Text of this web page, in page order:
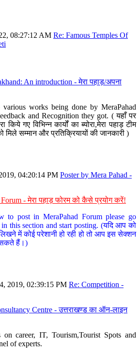
08:27:12 AM Re: Famous Temples Of
An introduction - मेरा पहाड़/अपना
works being done by MeraPahad
and Recognition they got. ( यहाँ पर
किये गए विभिन्न कार्यों का ब्योरा,मेरा पहाड़ टीम
मिले सम्मान और प्रतिक्रियायों की जानकारी )
04:20:14 PM Poster by Mera Pahad -
- मेरा पहाड़ फोरम को कैसे प्रयोग करें!
post in MeraPahad Forum please go
this section and start posting. (यदि आप को
में कोई परेशानी हो रही हो तो आप इस सेक्शन
सकते हैं।)
2019, 02:39:15 PM Re: Competition -
Centre - उत्तराखण्ड का ऑन-लाइन
on career, IT, Tourism,Tourist Spots and
of experts.